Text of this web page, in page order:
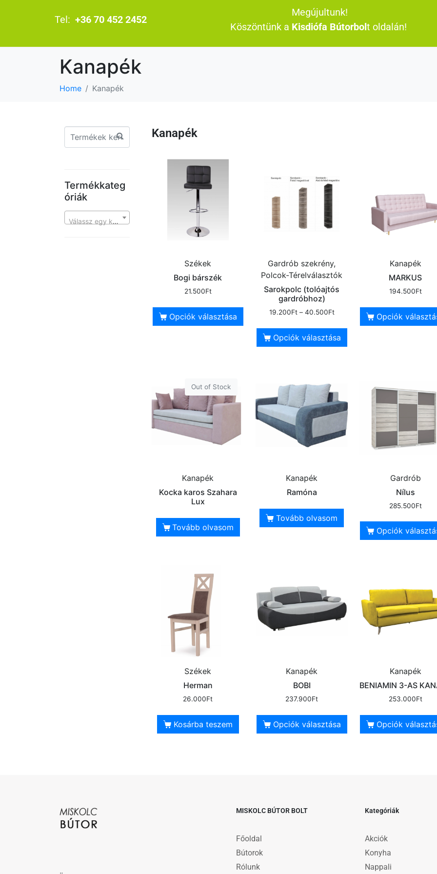
Tel: +36 70 452 2452
Megújultunk!
Köszöntünk a Kisdiófa Bútorbolt oldalán!
Kanapék
Home Kanapék
Termékkateg
óriák
Válassz egy kategóriát
Kanapék
Székek
Bogi bárszék
21.500Ft
Opciók választása
Gardrób szekrény,
Polcok-Térelválasztók
Sarokpolc (tolóajtós
gardróbhoz)
19.200Ft– 40.500Ft
Opciók választása
Kanapék
MARKUS
194.500Ft
Opciók
Out of Stock
Kanapék
Kocka karos Szahara
Lux
Tovább olvasom
Kanapék
Ramóna
Tovább olvasom
Gardrób
Nílus
285.500Ft
Opciók
Székek
Herman
26.000Ft
Kosárba teszem
Kanapék
BOBI
237.900Ft
Opciók választása
Kanapék
BENIAMIN 3-AS
253.000Ft
Opciók
MISKOLC BÚTOR BOLT
Főoldal
Bútorok
Rólunk
Kategóriák
Akciók
Konyha
Nappali